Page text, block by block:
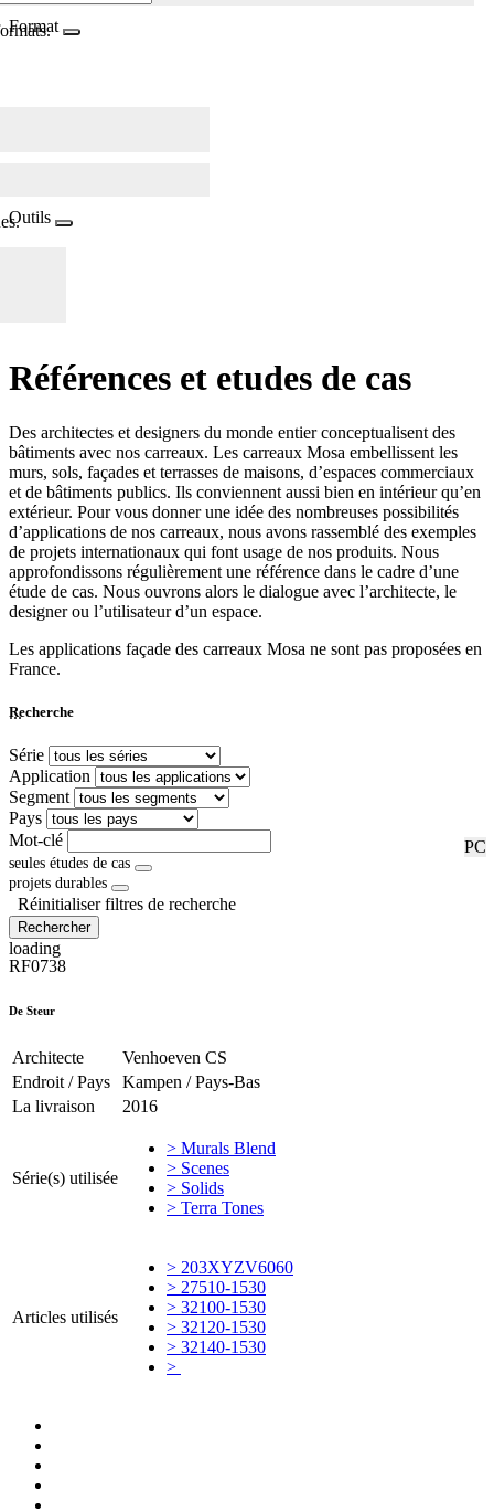
Format
Outils
Références et etudes de cas
Des architectes et designers du monde entier conceptualisent des
bâtiments avec nos carreaux. Les carreaux Mosa embellissent les
murs, sols, façades et terrasses de maisons, d’espaces commerciaux
et de bâtiments publics. Ils conviennent aussi bien en intérieur qu’en
extérieur. Pour vous donner une idée des nombreuses possibilités
d’applications de nos carreaux, nous avons rassemblé des exemples
de projets internationaux qui font usage de nos produits. Nous
approfondissons régulièrement une référence dans le cadre d’une
étude de cas. Nous ouvrons alors le dialogue avec l’architecte, le
designer ou l’utilisateur d’un espace.
Les applications façade des carreaux Mosa ne sont pas proposées en
France.
...
Recherche
Série
Application
Segment
Pays
Mot-clé
RF
PC
seules études de cas
projets durables
Réinitialiser filtres de recherche
Rechercher
loading
RF0738
De Steur
Architecte
Venhoeven CS
Endroit / Pays
Kampen / Pays-Bas
La livraison
2016
Série(s) utilisée
> Murals Blend
> Scenes
> Solids
> Terra Tones
Articles utilisés
> 203XYZV6060
> 27510-1530
> 32100-1530
> 32120-1530
> 32140-1530
>